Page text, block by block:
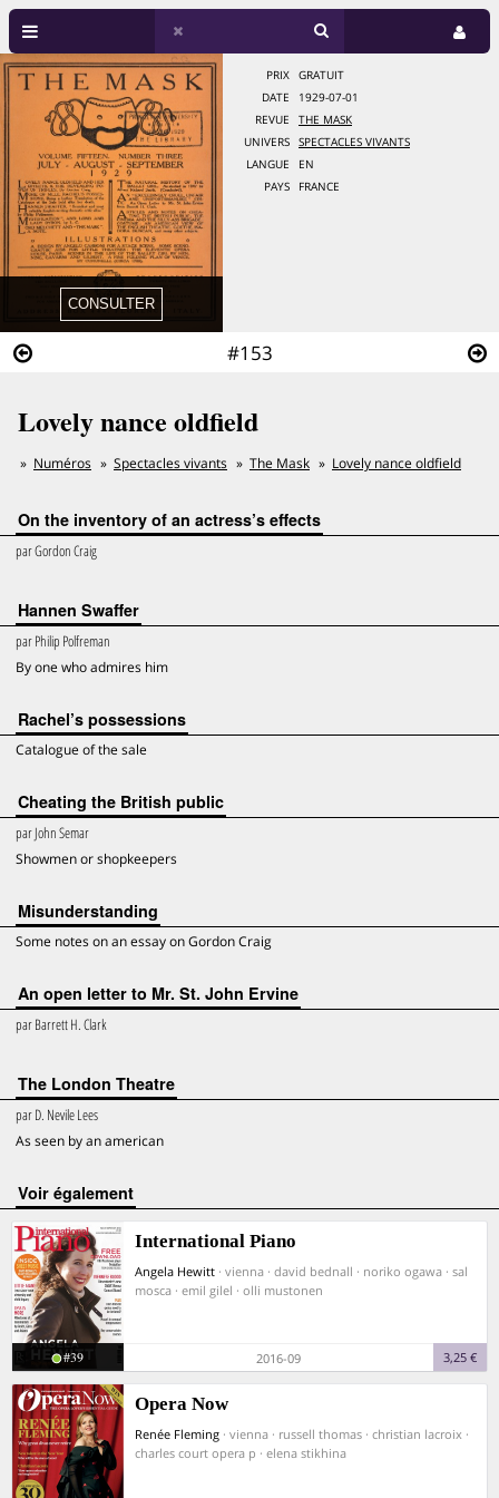
#153
PRIX
GRATUIT
DATE
1929-07-01
REVUE
THE MASK
UNIVERS
SPECTACLES VIVANTS
LANGUE
EN
PAYS
FRANCE
Lovely nance oldfield
Numéros Spectacles vivants The Mask Lovely nance oldfield
On the inventory of an actress’s effects
parGordon Craig
Hannen Swaffer
parPhilip Polfreman
By one who admires him
Rachel’s possessions
Catalogue of the sale
Cheating the British public
parJohn Semar
Showmen or shopkeepers
Misunderstanding
Some notes on an essay on Gordon Craig
An open letter to Mr. St. John Ervine
parBarrett H. Clark
The London Theatre
parD. Nevile Lees
As seen by an american
voir également
International Piano
Angela Hewitt · vienna · david bednall · noriko ogawa · sal
mosca · emil gilel · olli mustonen
#39 2016-09 3,25 €
Opera Now
Renée Fleming · vienna · russell thomas · christian lacroix ·
charles court opera p · elena stikhina